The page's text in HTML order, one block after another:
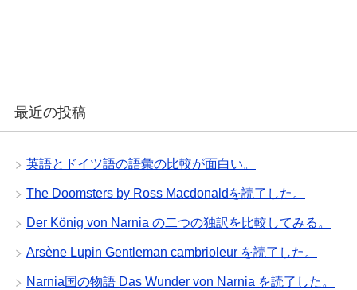
最近の投稿
英語とドイツ語の語彙の比較が面白い。
The Doomsters by Ross Macdonaldを読了した。
Der König von Narnia の二つの独訳を比較してみる。
Arsène Lupin Gentleman cambrioleur を読了した。
Narnia国の物語 Das Wunder von Narnia を読了した。